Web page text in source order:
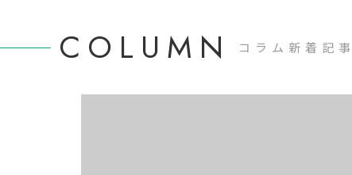
COLUMN コラム新着記事